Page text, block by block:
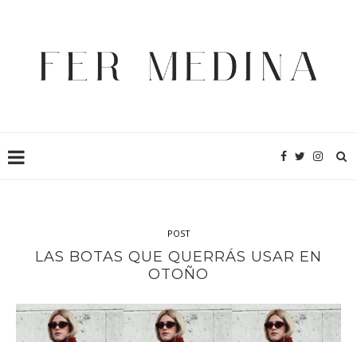
POST
LAS BOTAS QUE QUERRÁS USAR EN
OTOÑO